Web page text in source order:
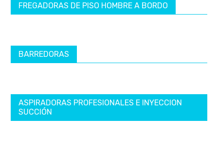
FREGADORAS DE PISO HOMBRE A BORDO
BARREDORAS
ASPIRADORAS PROFESIONALES E INYECCION
SUCCIÓN